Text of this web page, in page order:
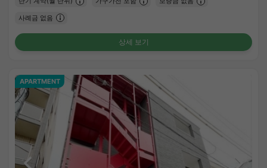
사례금 없음
상세 보기
APARTMENT